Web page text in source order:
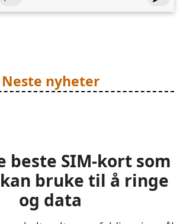
Neste nyheter
beste SIM-kort som
bruke til å ringe
og data